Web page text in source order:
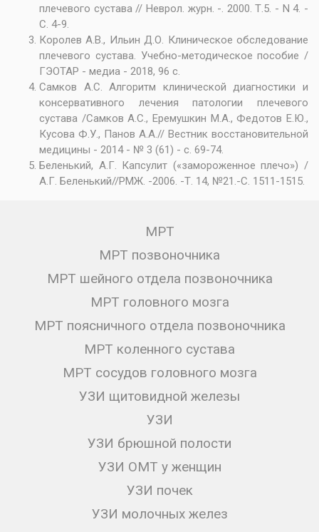
плечевого сустава // Неврол. журн. -. 2000. Т.5. - N 4. -
С. 4-9.
Королев А.В., Ильин Д.О. Клиническое обследование
плечевого сустава. Учебно-методическое пособие /
ГЭОТАР - медиа - 2018, 96 с.
Самков А.С. Алгоритм клинической диагностики и
консервативного лечения патологии плечевого
сустава /Самков А.С., Еремушкин М.А., Федотов Е.Ю.,
Кусова Ф.У., Панов А.А.// Вестник восстановительной
медицины - 2014 - № 3 (61) - с. 69-74.
Беленький, А.Г. Капсулит («замороженное плечо») /
А.Г. Беленький//РМЖ. -2006. -Т. 14, №21.-С. 1511-1515.
МРТ
МРТ позвоночника
МРТ шейного отдела позвоночника
МРТ головного мозга
МРТ поясничного отдела позвоночника
МРТ коленного сустава
МРТ сосудов головного мозга
УЗИ щитовидной железы
УЗИ
УЗИ брюшной полости
УЗИ ОМТ у женщин
УЗИ почек
УЗИ молочных желез